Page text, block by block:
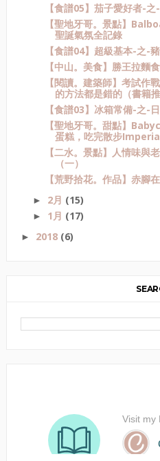
【食譜05】茄子愛好者-
【聖地牙哥。景點】
聖誕氣氛全記錄
【食譜04】超級基本-之-
【中山。美食】勝王拉麵
【閱讀。建築師】考試作
的方法都是錯的（書籍推
【食譜03】冰箱常備-之-
【聖地牙哥。甜點】
蛋糕，吃完散步
【二水。景點】人情味與
（一）
【荒野拾花。作品】赤腳
► 2月 (15)
► 1月 (17)
► 2018 (6)